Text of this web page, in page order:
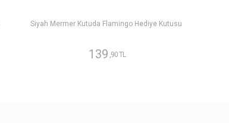
Siyah Mermer Kutuda Flamingo Hediye Kutusu
139 ,90 TL